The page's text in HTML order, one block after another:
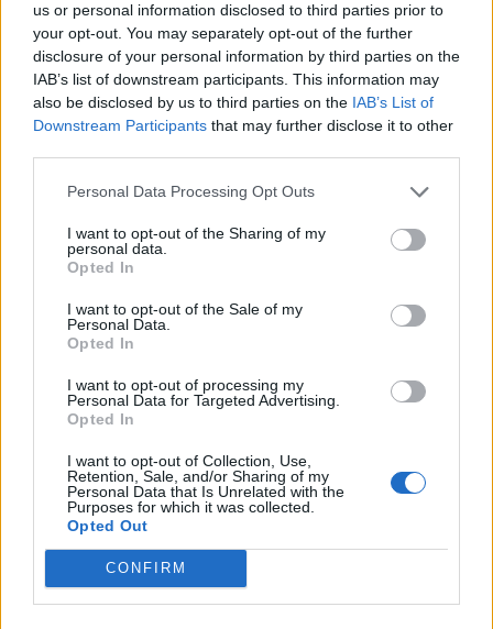
us or personal information disclosed to third parties prior to
your opt-out. You may separately opt-out of the further
disclosure of your personal information by third parties on the
IAB’s list of downstream participants. This information may
also be disclosed by us to third parties on the IAB’s List of
Downstream Participants that may further disclose it to other
Personal Data Processing Opt Outs
I want to opt-out of the Sharing of my
personal data.
Opted In
I want to opt-out of the Sale of my
Personal Data.
Opted In
I want to opt-out of processing my
Personal Data for Targeted Advertising.
Opted In
I want to opt-out of Collection, Use,
Retention, Sale, and/or Sharing of my
Personal Data that Is Unrelated with the
Purposes for which it was collected.
Opted Out
CONFIRM
Εκτίμησε ότι δεν θα υπάρξει επισιτιστική
κρίση στην Ελλάδα και την Ευρώπη.